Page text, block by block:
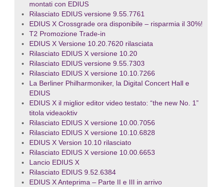
montati con EDIUS
Rilasciato EDIUS versione 9.55.7761
EDIUS X Crossgrade ora disponibile – risparmia il 30%!
T2 Promozione Trade-in
EDIUS X Versione 10.20.7620 rilasciata
Rilasciato EDIUS X versione 10.20
Rilasciato EDIUS versione 9.55.7303
Rilasciato EDIUS X versione 10.10.7266
La Berliner Philharmoniker, la Digital Concert Hall e
EDIUS
EDIUS X il miglior editor video testato: “the new No. 1”
titola videaoktiv
Rilasciato EDIUS X versione 10.00.7056
Rilasciato EDIUS X versione 10.10.6828
EDIUS X Version 10.10 rilasciato
Rilasciato EDIUS X versione 10.00.6653
Lancio EDIUS X
Rilasciato EDIUS 9.52.6384
EDIUS X Anteprima – Parte II e III in arrivo